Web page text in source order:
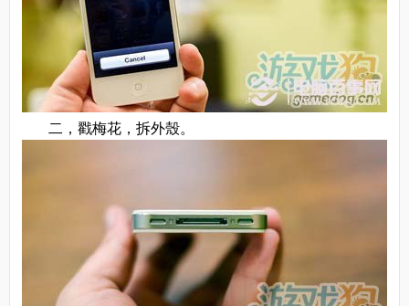
二，戳梅花，拆外殼。